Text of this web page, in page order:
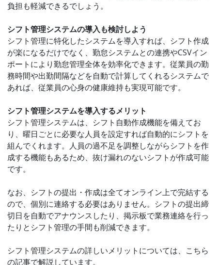
負担も軽減できるでしょう。
シフト管理システムの導入も検討しよう
シフト管理に特化したシステムを導入すれば、シフト作成
が楽になるだけでなく、勤怠システムとの連携やCSVイン
ポートにより勤怠管理全体を効率化できます。従業員の勤
務時間や出勤間隔などを自動で計算してくれるシステムで
あれば、従業員の心身の健康維持も実現可能です。
シフト管理システムを導入するメリット
シフト管理システムは、シフト自動作成機能を備えてお
り、曜日ごとに必要な人員を設定すれば自動的にシフトを
組んでくれます。人員の過不足を調整しながらシフトを作
成する機能もあるため、抜け漏れのないシフトが作成可能
です。
なお、シフトの提出・作成は全てオンライン上で完結する
ので、個別に連絡する必要はありません。シフトの提出締
切日を自動でアナウンスしたり、掲示板で業務連絡を行っ
たりとシフト管理の手間も削減できます。
シフト管理システムの詳しいメリットについては、こちら
の記事で解説しています。